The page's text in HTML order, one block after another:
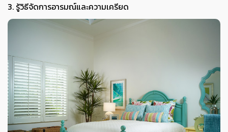
3. รู้วิธีจัดการอารมณ์และความเครียด